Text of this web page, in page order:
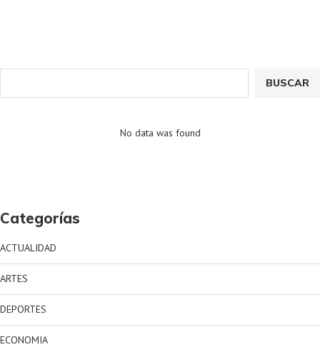
BUSCAR
No data was found
Categorías
ACTUALIDAD
ARTES
DEPORTES
ECONOMIA